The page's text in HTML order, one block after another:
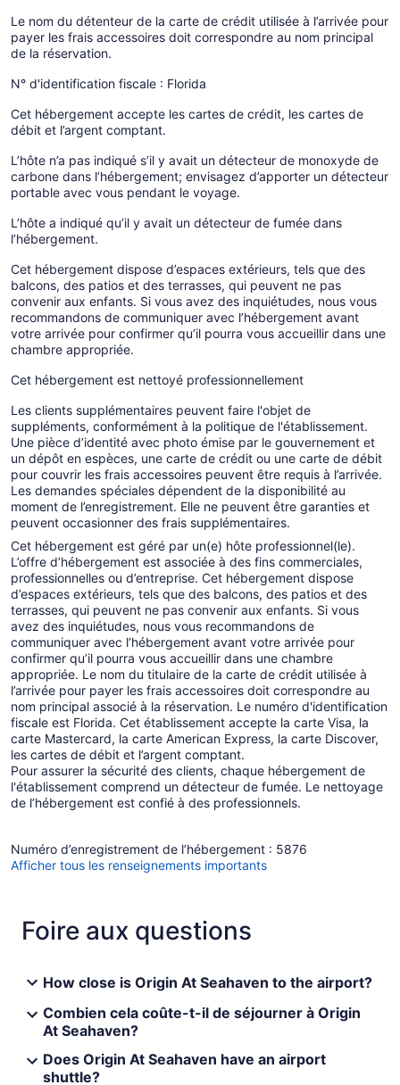
Le nom du détenteur de la carte de crédit utilisée à l’arrivée pour
payer les frais accessoires doit correspondre au nom principal
de la réservation.
N° d'identification fiscale : Florida
Cet hébergement accepte les cartes de crédit, les cartes de
débit et l’argent comptant.
L’hôte n’a pas indiqué s’il y avait un détecteur de monoxyde de
carbone dans l’hébergement; envisagez d’apporter un détecteur
portable avec vous pendant le voyage.
L’hôte a indiqué qu’il y avait un détecteur de fumée dans
l’hébergement.
Cet hébergement dispose d’espaces extérieurs, tels que des
balcons, des patios et des terrasses, qui peuvent ne pas
convenir aux enfants. Si vous avez des inquiétudes, nous vous
recommandons de communiquer avec l’hébergement avant
votre arrivée pour confirmer qu’il pourra vous accueillir dans une
chambre appropriée.
Cet hébergement est nettoyé professionnellement
Les clients supplémentaires peuvent faire l'objet de
suppléments, conformément à la politique de l'établissement.
Une pièce d’identité avec photo émise par le gouvernement et
un dépôt en espèces, une carte de crédit ou une carte de débit
pour couvrir les frais accessoires peuvent être requis à l’arrivée.
Les demandes spéciales dépendent de la disponibilité au
moment de l’enregistrement. Elle ne peuvent être garanties et
peuvent occasionner des frais supplémentaires.
Cet hébergement est géré par un(e) hôte professionnel(le).
L’offre d’hébergement est associée à des fins commerciales,
professionnelles ou d’entreprise. Cet hébergement dispose
d’espaces extérieurs, tels que des balcons, des patios et des
terrasses, qui peuvent ne pas convenir aux enfants. Si vous
avez des inquiétudes, nous vous recommandons de
communiquer avec l’hébergement avant votre arrivée pour
confirmer qu’il pourra vous accueillir dans une chambre
appropriée. Le nom du titulaire de la carte de crédit utilisée à
l’arrivée pour payer les frais accessoires doit correspondre au
nom principal associé à la réservation. Le numéro d'identification
fiscale est Florida. Cet établissement accepte la carte Visa, la
carte Mastercard, la carte American Express, la carte Discover,
les cartes de débit et l’argent comptant.
Pour assurer la sécurité des clients, chaque hébergement de
l'établissement comprend un détecteur de fumée. Le nettoyage
de l’hébergement est confié à des professionnels.
Numéro d’enregistrement de l’hébergement : 5876
Afficher tous les renseignements importants
Foire aux questions
How close is Origin At Seahaven to the airport?
Combien cela coûte-t-il de séjourner à Origin
At Seahaven?
Does Origin At Seahaven have an airport
shuttle?